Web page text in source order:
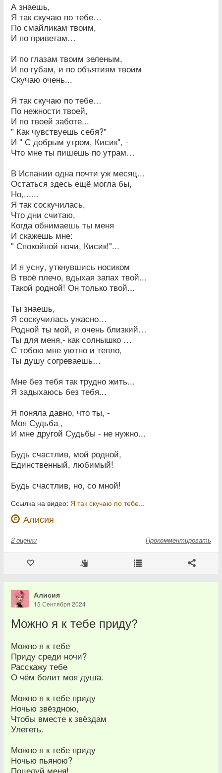
А знаешь,
Я так скучаю по тебе…
По смайликам твоим,
И по приветам…
И по глазам твоим зеленым,
И по губам, и по объятиям твоим
Скучаю очень...
Я так скучаю по тебе…
По нежности твоей,
И по твоей заботе...
" Как чувствуешь себя?"
И " С добрым утром, Кисик", -
Что мне ты пишешь по утрам…
В Испании одна почти уж месяц...
Остаться здесь ещё могла бы,
Но,......
Я так соскучилась,
Что дни считаю,
Когда обнимаешь ты меня
И скажешь мне:
" Спокойной ночи, Кисик!"...
И я усну, уткнувшись носиком
В твоё плечо, вдыхая запах твой...
Такой родной! Он только твой...
Ты знаешь,
Я соскучилась ужасно…
Родной ты мой, и очень близкий…
Ты для меня,- как солнышко …
С тобою мне уютно и тепло,
Ты душу согреваешь…
Мне без тебя так трудно жить...
Я задыхаюсь без тебя...
Я поняла давно, что ты, -
Моя Судьба ,
И мне другой Судьбы - не нужно...
Будь счастлив, мой родной,
Единственный, любимый!
Будь счастлив, но, со мной!
Ссылка на видео: Я так скучаю по тебе...
Алисия
2 оценки Прокомментировать
Алисия
15 Сентября 2024
Можно я к тебе приду?
Можно я к тебе
Приду среди ночи?
Расскажу тебе
О чём болит моя душа.
Можно я к тебе приду
Ночью звёздною,
Чтобы вместе к звёздам
Улететь.
Можно я к тебе приду
Ночью пьяною?